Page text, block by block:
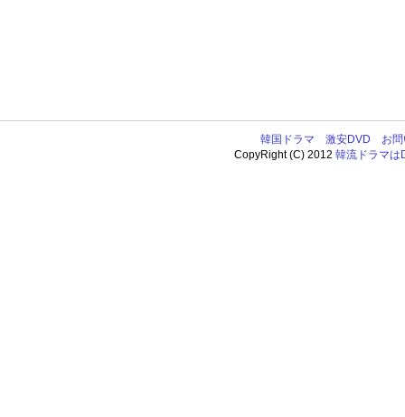
韓国ドラマ 激安DVD
お
CopyRight (C) 2012韓流ドラマは